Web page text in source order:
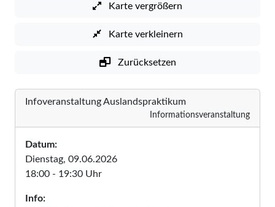
Karte vergrößern
Karte verkleinern
Zurücksetzen
Infoveranstaltung Auslandspraktikum
Informationsveranstaltung
Datum:
Dienstag, 09.06.2026
18:00 - 19:30 Uhr
Info: